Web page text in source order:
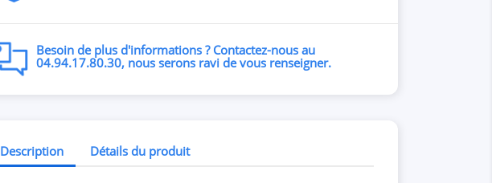
Besoin de plus d'informations ? Contactez-nous au
04.94.17.80.30, nous serons ravi de vous renseigner.
Description Détails du produit